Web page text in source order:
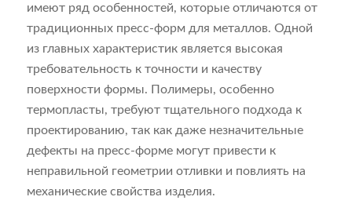
имеют ряд особенностей, которые отличаются от
традиционных пресс-форм для металлов. Одной
из главных характеристик является высокая
требовательность к точности и качеству
поверхности формы. Полимеры, особенно
термопласты, требуют тщательного подхода к
проектированию, так как даже незначительные
дефекты на пресс-форме могут привести к
неправильной геометрии отливки и повлиять на
механические свойства изделия.